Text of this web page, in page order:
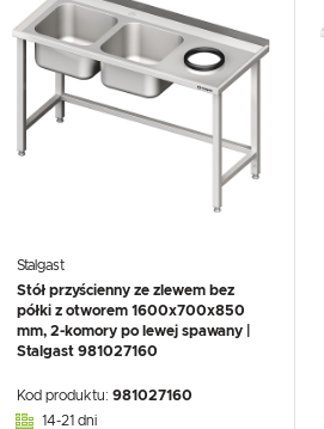
Stalgast
Stół przyścienny ze zlewem bez
półki z otworem 1600x700x850
mm, 2-komory po lewej spawany |
Stalgast 981027160
Kod produktu: 981027160
14-21 dni